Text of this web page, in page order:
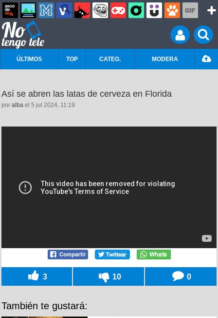
ÚLTIMOS TOP CATEG. MODERA
Así se abren las latas de cerveza en Florida
por alba el 5 jul 2024, 11:19
3 10 0
También te gustará: